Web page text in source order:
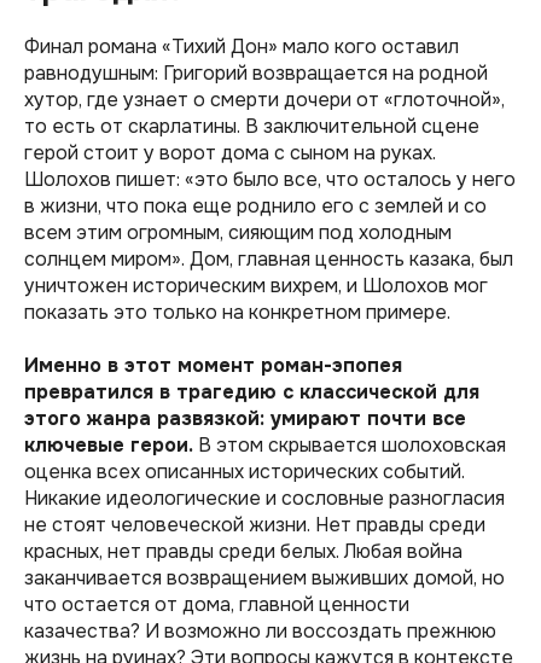
Финал романа «Тихий Дон» мало кого оставил
равнодушным: Григорий возвращается на родной
хутор, где узнает о смерти дочери от «глоточной»,
то есть от скарлатины. В заключительной сцене
герой стоит у ворот дома с сыном на руках.
Шолохов пишет: «это было все, что осталось у него
в жизни, что пока еще роднило его с землей и со
всем этим огромным, сияющим под холодным
солнцем миром». Дом, главная ценность казака, был
уничтожен историческим вихрем, и Шолохов мог
показать это только на конкретном примере.
Именно в этот момент роман-эпопея
превратился в трагедию с классической для
этого жанра развязкой: умирают почти все
ключевые герои. В этом скрывается шолоховская
оценка всех описанных исторических событий.
Никакие идеологические и сословные разногласия
не стоят человеческой жизни. Нет правды среди
красных, нет правды среди белых. Любая война
заканчивается возвращением выживших домой, но
что остается от дома, главной ценности
казачества? И возможно ли воссоздать прежнюю
жизнь на руинах? Эти вопросы кажутся в контексте